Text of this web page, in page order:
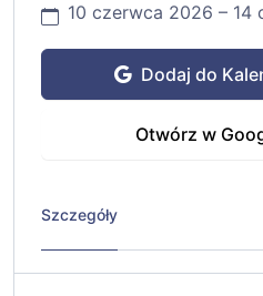
10 czerwca 2026 – 14
Dodaj do
Otwórz w
Szczegóły